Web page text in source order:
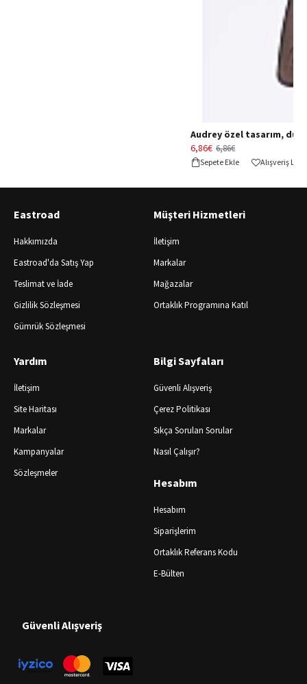
Audrey özel tasarım,
6,86€ 6,86€
Sepete Ekle Alışveriş
Eastroad
Hakkımızda
Eastroad'da Satış Yap
Teslimat ve İade
Gizlilik Sözleşmesi
Gümrük Sözleşmesi
Müşteri Hizmetleri
İletişim
Markalar
Mağazalar
Ortaklık Programına Katıl
Yardım
İletişim
Site Haritası
Markalar
Kampanyalar
Sözleşmeler
Bilgi Sayfaları
Güvenli Alışveriş
Çerez Politikası
Sıkça Sorulan Sorular
Nasıl Çalışır?
Hesabım
Hesabım
Siparişlerim
Ortaklık Referans Kodu
E-Bülten
Güvenli Alışveriş